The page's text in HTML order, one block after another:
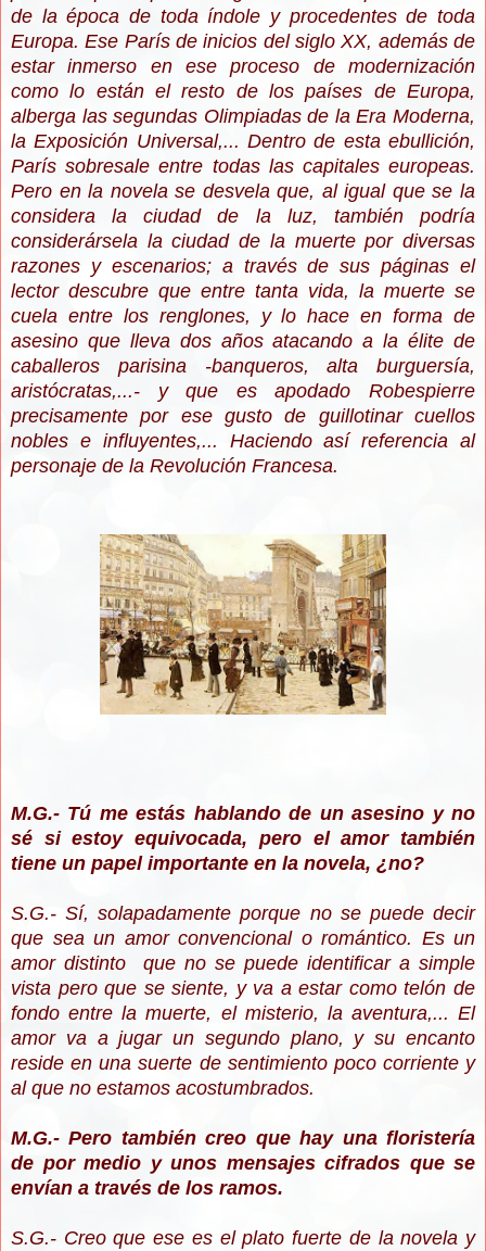
de la época de toda índole y procedentes de toda
Europa. Ese París de inicios del siglo XX, además de
estar inmerso en ese proceso de modernización
como lo están el resto de los países de Europa,
alberga las segundas Olimpiadas de la Era Moderna,
la Exposición Universal,... Dentro de esta ebullición,
París sobresale entre todas las capitales europeas.
Pero en la novela se desvela que, al igual que se la
considera la ciudad de la luz, también podría
considerársela la ciudad de la muerte por diversas
razones y escenarios; a través de sus páginas el
lector descubre que entre tanta vida, la muerte se
cuela entre los renglones, y lo hace en forma de
asesino que lleva dos años atacando a la élite de
caballeros parisina -banqueros, alta burguersía,
aristócratas,...- y que es apodado Robespierre
precisamente por ese gusto de guillotinar cuellos
nobles e influyentes,... Haciendo así referencia al
personaje de la Revolución Francesa.
M.G.- Tú me estás hablando de un asesino y no
sé si estoy equivocada, pero el amor también
tiene un papel importante en la novela, ¿no?
S.G.- Sí, solapadamente porque no se puede decir
que sea un amor convencional o romántico. Es un
amor distinto que no se puede identificar a simple
vista pero que se siente, y va a estar como telón de
fondo entre la muerte, el misterio, la aventura,... El
amor va a jugar un segundo plano, y su encanto
reside en una suerte de sentimiento poco corriente y
al que no estamos acostumbrados.
M.G.- Pero también creo que hay una floristería
de por medio y unos mensajes cifrados que se
envían a través de los ramos.
S.G.- Creo que ese es el plato fuerte de la novela y